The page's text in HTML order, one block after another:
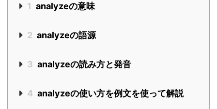
1 analyzeの意味
2 analyzeの語源
3 analyzeの読み方と発音
4 analyzeの使い方を例文を使って解説